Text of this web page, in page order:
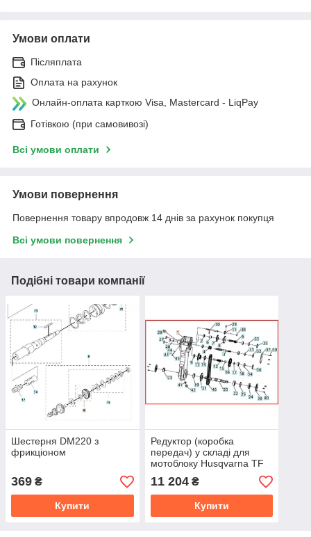
Умови оплати
Післяплата
Оплата на рахунок
Онлайн-оплата карткою Visa, Mastercard - LiqPay
Готівкою (при самовивозі)
Всі умови оплати
Умови повернення
Повернення товару впродовж 14 днів за рахунок покупця
Всі умови повернення
Подібні товари компанії
Шестерня DM220 з
фрикціоном
369 ₴
Купити
Редуктор (коробка
передач) у складі для
мотоблоку Husqvarna TF
338
11 204₴
Купити